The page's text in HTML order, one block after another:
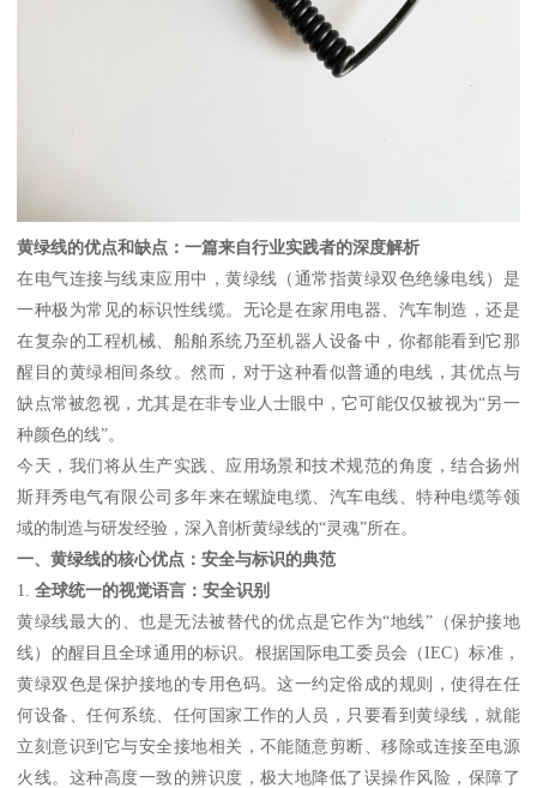
黄绿线的优点和缺点：一篇来自行业实践者的深度解析
在电气连接与线束应用中，黄绿线（通常指黄绿双色绝缘电线）是
一种极为常见的标识性线缆。无论是在家用电器、汽车制造，还是
在复杂的工程机械、船舶系统乃至机器人设备中，你都能看到它那
醒目的黄绿相间条纹。然而，对于这种看似普通的电线，其优点与
缺点常被忽视，尤其是在非专业人士眼中，它可能仅仅被视为“另一
种颜色的线”。
今天，我们将从生产实践、应用场景和技术规范的角度，结合扬州
斯拜秀电气有限公司多年来在螺旋电缆、汽车电线、特种电缆等领
域的制造与研发经验，深入剖析黄绿线的“灵魂”所在。
一、黄绿线的核心优点：安全与标识的典范
1.全球统一的视觉语言：安全识别
黄绿线最大的、也是无法被替代的优点是它作为“地线”（保护接地
线）的醒目且全球通用的标识。根据国际电工委员会（IEC）标准，
黄绿双色是保护接地的专用色码。这一约定俗成的规则，使得在任
何设备、任何系统、任何国家工作的人员，只要看到黄绿线，就能
立刻意识到它与安全接地相关，不能随意剪断、移除或连接至电源
火线。这种高度一致的辨识度，极大地降低了误操作风险，保障了